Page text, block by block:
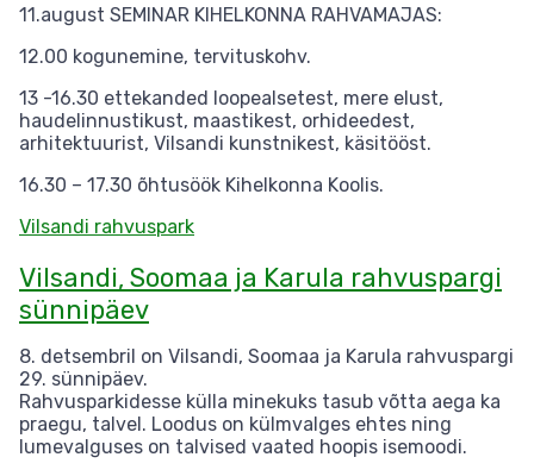
11.august SEMINAR KIHELKONNA RAHVAMAJAS:
12.00 kogunemine, tervituskohv.
13 -16.30 ettekanded loopealsetest, mere elust,
haudelinnustikust, maastikest, orhideedest,
arhitektuurist, Vilsandi kunstnikest, käsitööst.
16.30 – 17.30 õhtusöök Kihelkonna Koolis.
Vilsandi rahvuspark
Vilsandi, Soomaa ja Karula rahvuspargi
sünnipäev
8. detsembril on Vilsandi, Soomaa ja Karula rahvuspargi
29. sünnipäev.
Rahvusparkidesse külla minekuks tasub võtta aega ka
praegu, talvel. Loodus on külmvalges ehtes ning
lumevalguses on talvised vaated hoopis isemoodi.